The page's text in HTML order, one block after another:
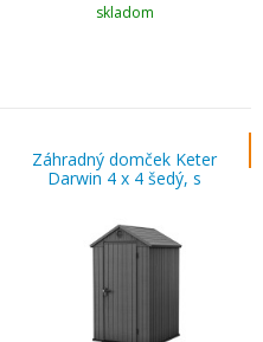
skladom
Záhradný domček Keter
Darwin 4 x 4 šedý, s